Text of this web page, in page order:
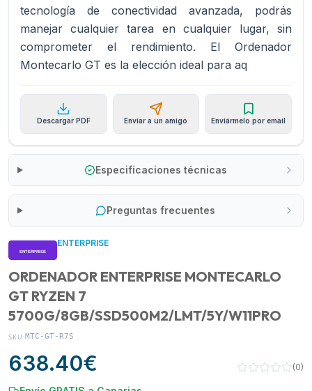
tecnología de conectividad avanzada, podrás
manejar cualquier tarea en cualquier lugar, sin
comprometer el rendimiento. El Ordenador
Montecarlo GT es la elección ideal para aq
Descargar PDF Enviar a un amigo Enviármelo por email
Especificaciones técnicas
Preguntas frecuentes
ENTERPRISE
ORDENADOR ENTERPRISE MONTECARLO
GT RYZEN 7
5700G/8GB/SSD500M2/LMT/5Y/W11PRO
SKU:MTC-GT-R7S
638.40€ (0)